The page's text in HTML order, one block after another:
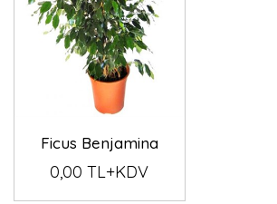
Ficus Benjamina
0,00 TL+KDV